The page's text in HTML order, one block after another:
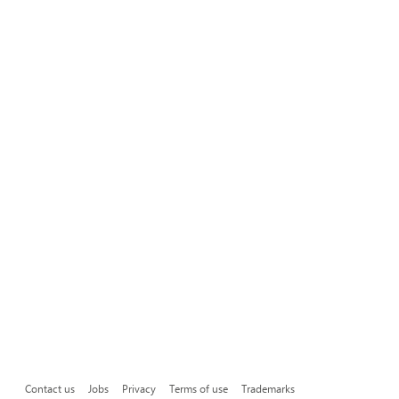
Contact us Jobs Privacy Terms of use Trademarks